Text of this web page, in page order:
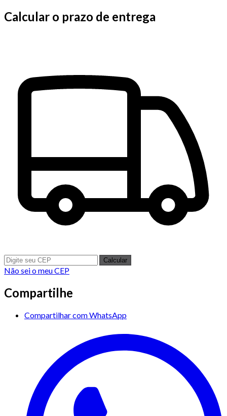
Calcular o prazo de entrega
Calcular
Não sei o meu CEP
Compartilhe
Compartilhar com WhatsApp